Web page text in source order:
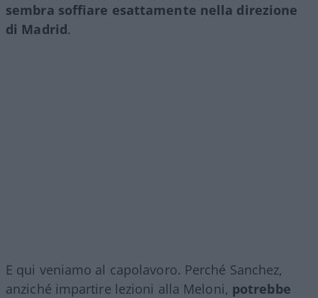
sembra soffiare esattamente nella direzione
di Madrid.
E qui veniamo al capolavoro. Perché Sanchez,
anziché impartire lezioni alla Meloni, potrebbe